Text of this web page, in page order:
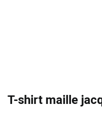
T-shirt maille